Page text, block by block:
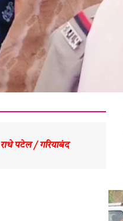
राधे पटेल / गरियाबंद